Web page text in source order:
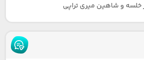
خلسه و شاهین میری تراپی